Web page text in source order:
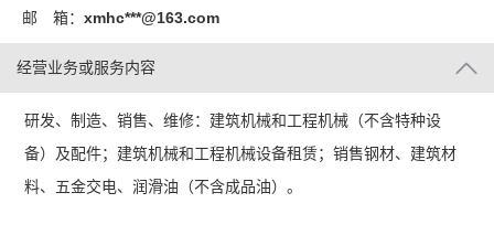
邮 箱： xmhc***@163.com
经营业务或服务内容
研发、制造、销售、维修：建筑机械和工程机械（不含特种设
备）及配件；建筑机械和工程机械设备租赁；销售钢材、建筑材
料、五金交电、润滑油（不含成品油）。